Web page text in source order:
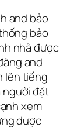
and bảo
bảo
nhã được
and
lên tiếng
người đặt
xem
được